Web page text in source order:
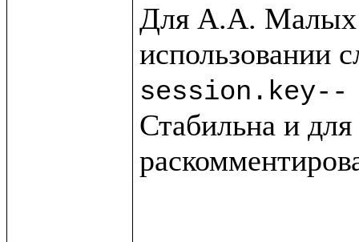
Для А.А. Малых
session.key--
Стабильна и